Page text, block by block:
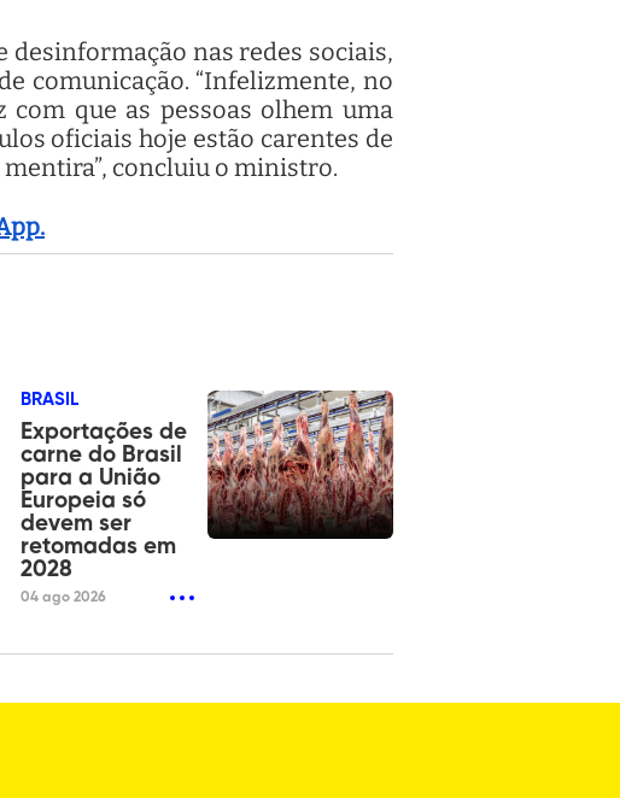
desinformação nas redes sociais,
comunicação. “Infelizmente, no
que as pessoas olhem uma
oficiais hoje estão carentes de
concluiu o ministro.
BRASIL
Exportações de
carne do Brasil
para a União
Europeia só
devem ser
retomadas em
2028
04 ago 2026